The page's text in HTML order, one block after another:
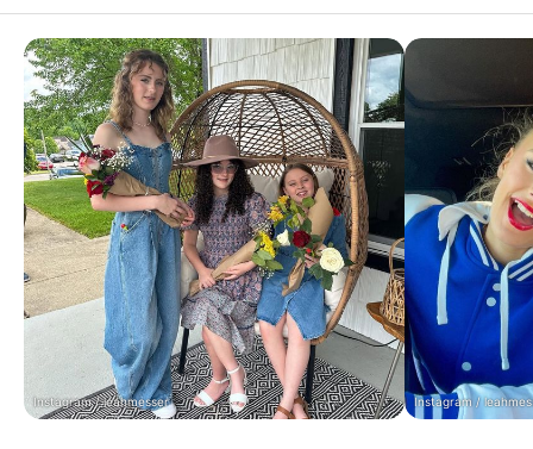
Instagram / leahmesser Instagram /